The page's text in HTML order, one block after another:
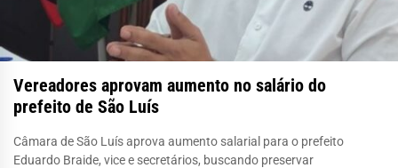
Vereadores aprovam aumento no salário do
prefeito de São Luís
Câmara de São Luís aprova aumento salarial para o prefeito
Eduardo Braide, vice e secretários, buscando preservar